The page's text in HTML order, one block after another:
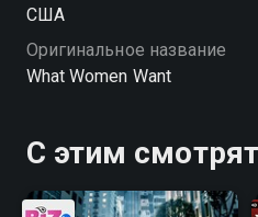
США
Оригинальное название
What Women Want
С этим смотрят